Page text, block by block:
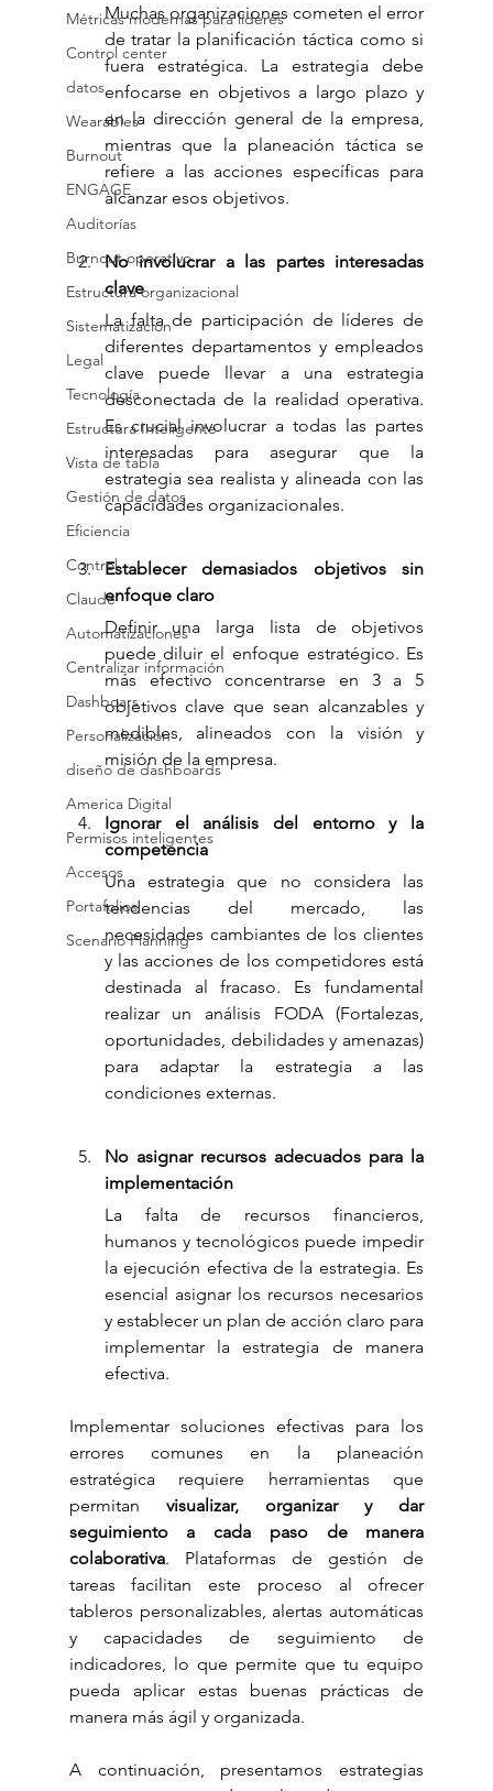
Métricas modernas para líderes
Control center
datos
Wearables
Burnout
ENGAGE
Auditorías
Burnout operativo
Estructura organizacional
Sistematización
Legal
Tecnología
Estructura Inteligente
Vista de tabla
Gestión de datos
Eficiencia
Control
Claude
Automatizaciones
Centralizar información
Dashboars
Personalización
diseño de dashboards
America Digital
Permisos inteligentes
Accesos
Portafolios
Scenario Planning
Muchas organizaciones cometen el error
de tratar la planificación táctica como si
fuera estratégica. La estrategia debe
enfocarse en objetivos a largo plazo y
en la dirección general de la empresa,
mientras que la planeación táctica se
refiere a las acciones específicas para
alcanzar esos objetivos.
No involucrar a las partes interesadas
clave
La falta de participación de líderes de
diferentes departamentos y empleados
clave puede llevar a una estrategia
desconectada de la realidad operativa.
Es crucial involucrar a todas las partes
interesadas para asegurar que la
estrategia sea realista y alineada con las
capacidades organizacionales.
Establecer demasiados objetivos sin
enfoque claro
Definir una larga lista de objetivos
puede diluir el enfoque estratégico. Es
más efectivo concentrarse en 3 a 5
objetivos clave que sean alcanzables y
medibles, alineados con la visión y
misión de la empresa.
Ignorar el análisis del entorno y la
competencia
Una estrategia que no considera las
tendencias del mercado, las
necesidades cambiantes de los clientes
y las acciones de los competidores está
destinada al fracaso. Es fundamental
realizar un análisis FODA (Fortalezas,
oportunidades, debilidades y amenazas)
para adaptar la estrategia a las
condiciones externas.
No asignar recursos adecuados para la
implementación
La falta de recursos financieros,
humanos y tecnológicos puede impedir
la ejecución efectiva de la estrategia. Es
esencial asignar los recursos necesarios
y establecer un plan de acción claro para
implementar la estrategia de manera
efectiva.
Implementar soluciones efectivas para los
errores comunes en la planeación
estratégica requiere herramientas que
permitan visualizar, organizar y dar
seguimiento a cada paso de manera
colaborativa. Plataformas de gestión de
tareas facilitan este proceso al ofrecer
tableros personalizables, alertas automáticas
y capacidades de seguimiento de
indicadores, lo que permite que tu equipo
pueda aplicar estas buenas prácticas de
manera más ágil y organizada.
A continuación, presentamos estrategias